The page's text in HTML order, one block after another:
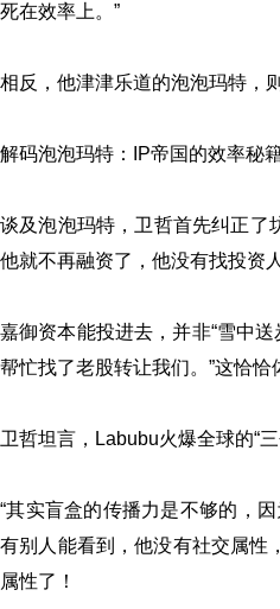
死在效率上。”
相反，他津津乐道的泡泡玛特，
解码泡泡玛特：IP帝国的效率秘
谈及泡泡玛特，卫哲首先纠正了
他就不再融资了，他没有找投资
嘉御资本能投进去，并非“雪中
帮忙找了老股转让我们。”这恰
卫哲坦言，Labubu火爆全球的“
“其实盲盒的传播力是不够的，
有别人能看到，他没有社交属性
属性了！